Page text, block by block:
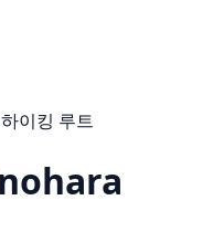
이킹 루트